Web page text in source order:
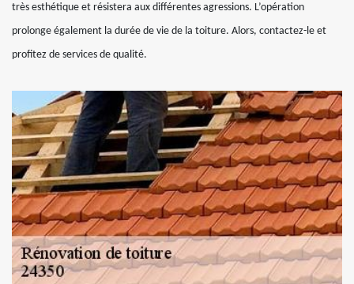
très esthétique et résistera aux différentes agressions. L’opération
prolonge également la durée de vie de la toiture. Alors, contactez-le et
profitez de services de qualité.